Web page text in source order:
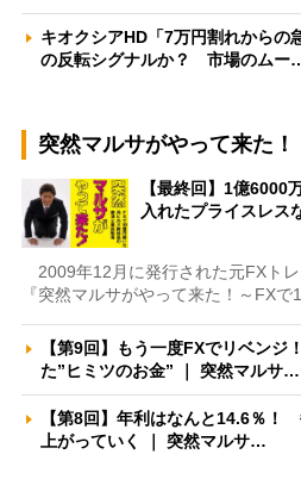
キオクシアHD「7万円割れからの
の反転シグナルか？ 市場のムー
突然マルサがやって来た！
【最終回】1億6000
入れたプライスレ
2009年12月に発行された元FXト
『突然マルサがやって来た！～FXで
【第9回】もう一度FXでリベン
た”ヒミツのお金” ｜ 突然マルサ…
【第8回】年利はなんと14.6％
上がっていく ｜ 突然マルサ…